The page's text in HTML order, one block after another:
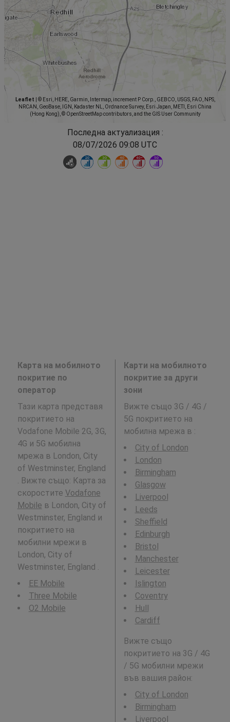
Leaflet
© Esri, HERE, Garmin, Intermap, increment P Corp., GEBCO, USGS, FAO, NPS,
NRCAN, GeoBase, IGN, Kadaster NL, Ordnance Survey, Esri Japan, METI, Esri China
(Hong Kong), © OpenStreetMap contributors, and the GIS User Community
Последна актуализация :
08/07/2026 09:08 UTC
Карта на мобилното
покритие по
оператор
Тази карта представя
покритието на
Vodafone Mobile 2G, 3G,
4G и 5G мобилна
мрежа в London, City
of Westminster, England
. Вижте също: Карта за
скоростите Vodafone
Mobile в London, City of
Westminster, England и
покритието на
мобилни мрежи в
London, City of
Westminster, England .
EE Mobile
Three Mobile
O2 Mobile
Карти на мобилното
покритие за други
зони
Вижте също 3G / 4G /
5G покритието на
мобилна мрежа в :
City of London
London
Birmingham
Glasgow
Liverpool
Leeds
Sheffield
Edinburgh
Bristol
Manchester
Leicester
Islington
Coventry
Hull
Cardiff
Вижте също
покритието на 3G / 4G
/ 5G мобилни мрежи
във вашия район:
City of London
Birmingham
Liverpool